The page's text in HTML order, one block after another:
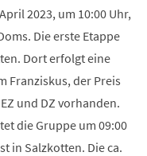
2023, um 10:00 Uhr,
Die erste Etappe
Dort erfolgt eine
Franziskus, der Preis
und DZ vorhanden.
die Gruppe um 09:00
in Salzkotten. Die ca.